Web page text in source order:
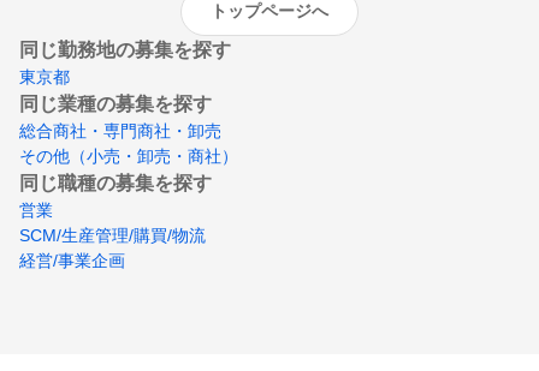
トップページへ
同じ勤務地の募集を探す
東京都
同じ業種の募集を探す
総合商社・専門商社・卸売
その他（小売・卸売・商社）
同じ職種の募集を探す
営業
SCM/生産管理/購買/物流
経営/事業企画